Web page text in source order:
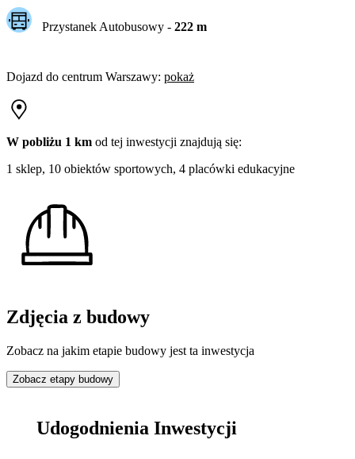
Przystanek Autobusowy - 222m
Dojazd do centrum Warszawy: pokaż
W pobliżu 1 km od tej inwestycji znajdują się:
1 sklep, 10 obiektów sportowych, 4 placówki edukacyjne
Zdjęcia z budowy
Zobacz na jakim etapie budowy jest ta inwestycja
Zobacz etapy budowy
Udogodnienia Inwestycji